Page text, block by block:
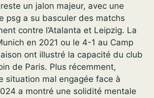
un jalon majeur, avec une
psg a su basculer des matchs
contre l’Atalanta et Leipzig. La
en 2021 ou le 4-1 au Camp
ont illustré la capacité du club
de Paris. Plus récemment,
situation mal engagée face à
a montré une solidité mentale